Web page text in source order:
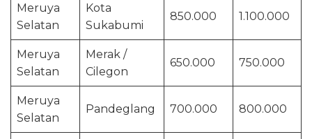
Meruya
Selatan
Kota
Sukabumi
850.000 1.100.000
Meruya
Selatan
Merak /
Cilegon
650.000 750.000
Meruya
Selatan
Pandeglang 700.000 800.000